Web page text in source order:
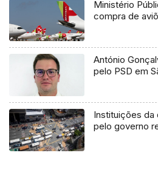
Ministério
compra de
António
pelo PSD em
Instituições da
pelo governo